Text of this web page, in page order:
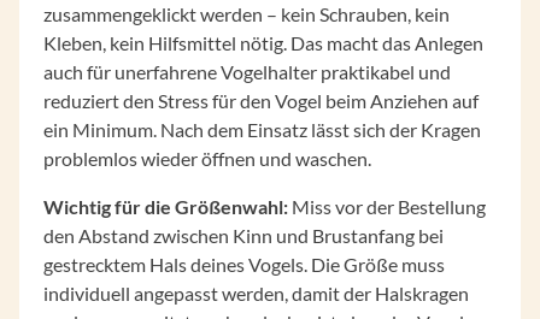
zusammengeklickt werden – kein Schrauben, kein
Kleben, kein Hilfsmittel nötig. Das macht das Anlegen
auch für unerfahrene Vogelhalter praktikabel und
reduziert den Stress für den Vogel beim Anziehen auf
ein Minimum. Nach dem Einsatz lässt sich der Kragen
problemlos wieder öffnen und waschen.
Wichtig für die Größenwahl: Miss vor der Bestellung
den Abstand zwischen Kinn und Brustanfang bei
gestrecktem Hals deines Vogels. Die Größe muss
individuell angepasst werden, damit der Halskragen